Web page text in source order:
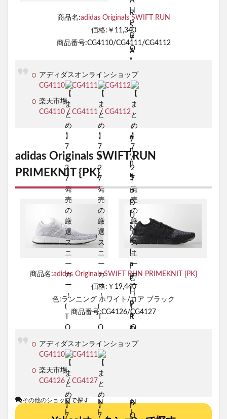
商品名:adidas Originals SWIFT RUN
価格:￥11,340
商品番号:CG4110/CG4111/CG4112
アディダスオンラインショップ
CG4110/CG4111/CG4112
楽天市場
CG4110 / CG4111 / CG4112
adidas Originals SWIFT RUN
PRIMEKNIT {PK}
商品名:adidas Originals SWIFT RUN PRIMEKNIT {PK}
価格:￥19,440
色:ランニング ホワイト/コア ブラック
商品番号:CG4126/CG4127
アディダスオンラインショップ
CG4110/CG4111
楽天市場
CG4126 / CG4127
その他のショップで探す